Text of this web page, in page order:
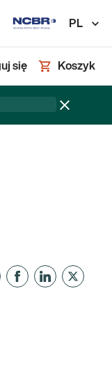
PL
się Koszyk